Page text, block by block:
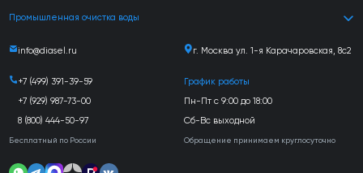
Промышленная очистка воды
info@diasel.ru г. Москва ул. 1-я Карачаровская, 8с2
+7 (499) 391-39-59
+7 (929) 987-73-00
8 (800) 444-50-97
Бесплатный по России
График работы
Пн-Пт с 9:00 до 18:00
Сб-Вс выходной
Обращение принимаем круглосуточно